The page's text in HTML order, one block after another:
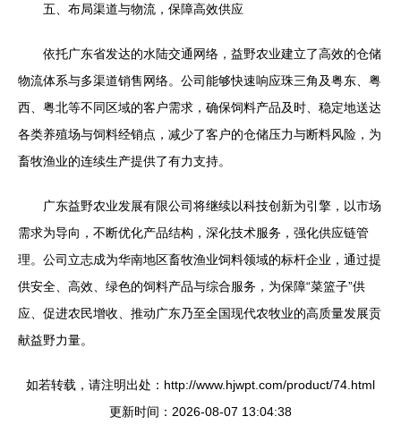
五、布局渠道与物流，保障高效供应
依托广东省发达的水陆交通网络，益野农业建立了高效的仓储
物流体系与多渠道销售网络。公司能够快速响应珠三角及粤东、粤
西、粤北等不同区域的客户需求，确保饲料产品及时、稳定地送达
各类养殖场与饲料经销点，减少了客户的仓储压力与断料风险，为
畜牧渔业的连续生产提供了有力支持。
广东益野农业发展有限公司将继续以科技创新为引擎，以市场
需求为导向，不断优化产品结构，深化技术服务，强化供应链管
理。公司立志成为华南地区畜牧渔业饲料领域的标杆企业，通过提
供安全、高效、绿色的饲料产品与综合服务，为保障“菜篮子”供
应、促进农民增收、推动广东乃至全国现代农牧业的高质量发展贡
献益野力量。
如若转载，请注明出处：http://www.hjwpt.com/product/74.html
更新时间：2026-08-07 13:04:38